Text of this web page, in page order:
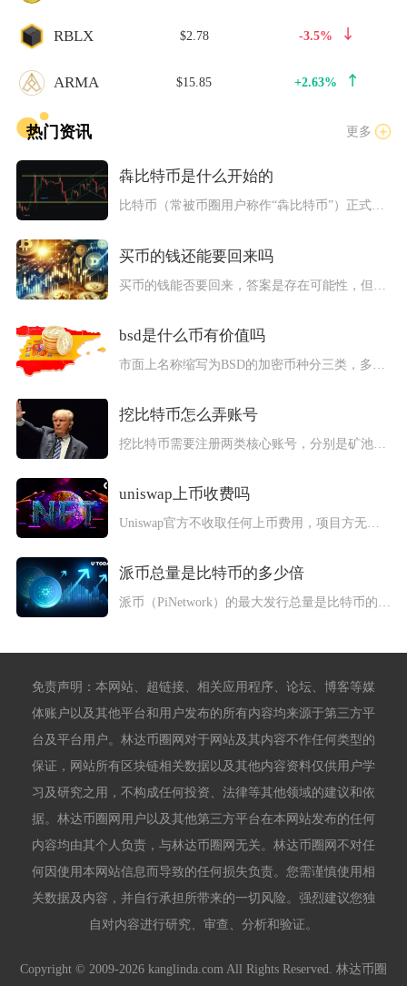
RBLX $2.78 -3.5%
ARMA $15.85 +2.63%
热门资讯 更多
犇比特币是什么开始的
比特币（常被币圈用户称作“犇比特币”）正式起始于2009年1...
买币的钱还能要回来吗
bsd是什么币有价值吗
挖比特币怎么弄账号
挖比特币需要注册两类核心账号，分别是矿池挖矿账号与比特币收益...
uniswap上币收费吗
Uniswap官方不收取任何上币费用，项目方无需向平台支付审...
派币总量是比特币的多少倍
派币（PiNetwork）的最大发行总量是比特币的约4761...
免责声明：本网站、超链接、相关应用程序、论坛、博客等媒
体账户以及其他平台和用户发布的所有内容均来源于第三方平
台及平台用户。林达币圈网对于网站及其内容不作任何类型的
保证，网站所有区块链相关数据以及其他内容资料仅供用户学
习及研究之用，不构成任何投资、法律等其他领域的建议和依
据。林达币圈网用户以及其他第三方平台在本网站发布的任何
内容均由其个人负责，与林达币圈网无关。林达币圈网不对任
何因使用本网站信息而导致的任何损失负责。您需谨慎使用相
关数据及内容，并自行承担所带来的一切风险。强烈建议您独
自对内容进行研究、审查、分析和验证。
Copyright © 2009-2026 kanglinda.com All Rights Reserved. 林达币圈